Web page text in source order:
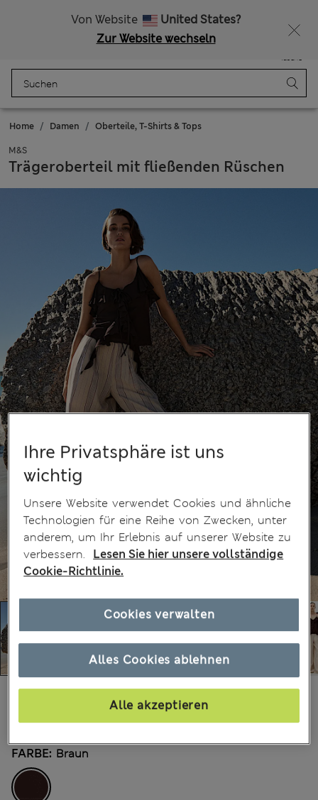
Von Website
United States?
Zur Website wechseln
Tasche
Home Damen Oberteile, T-Shirts & Tops
M&S
Trägeroberteil mit fließenden Rüschen
€30,00
FARBE: Braun
Ihre Privatsphäre ist uns
wichtig
Unsere Website verwendet Cookies und ähnliche
Technologien für eine Reihe von Zwecken, unter
anderem, um Ihr Erlebnis auf unserer Website zu
verbessern.
Lesen Sie hier unsere vollständige
Cookie-Richtlinie.
Alles Cookies ablehnen
Alle akzeptieren
Cookies verwalten